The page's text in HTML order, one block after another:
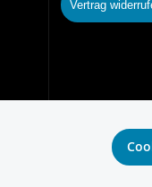
Vertrag